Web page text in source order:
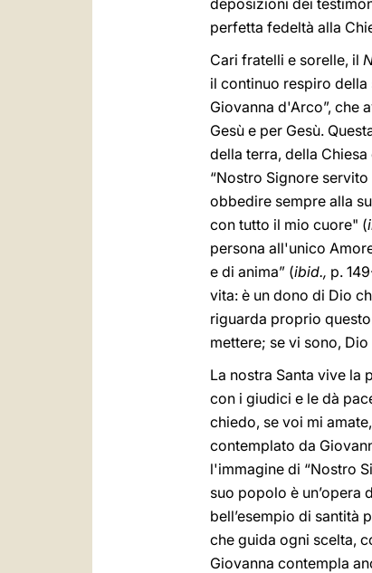
deposizioni dei
perfetta fedeltà alla
Cari fratelli e sorelle, il
il continuo respiro della
Giovanna d'Arco”, che
Gesù e per Gesù.
della terra, della
“Nostro Signore
obbedire sempre alla
con tutto il mio cuore" (
persona all'unico
e di anima” (ibid., p.
vita: è un dono di Dio
riguarda proprio
mettere; se vi sono,
La nostra Santa vive la
con i giudici e le dà
chiedo, se voi mi
contemplato da
l'immagine di “Nostro
suo popolo è un’opera
bell’esempio di santità
che guida ogni scelta,
Giovanna contempla